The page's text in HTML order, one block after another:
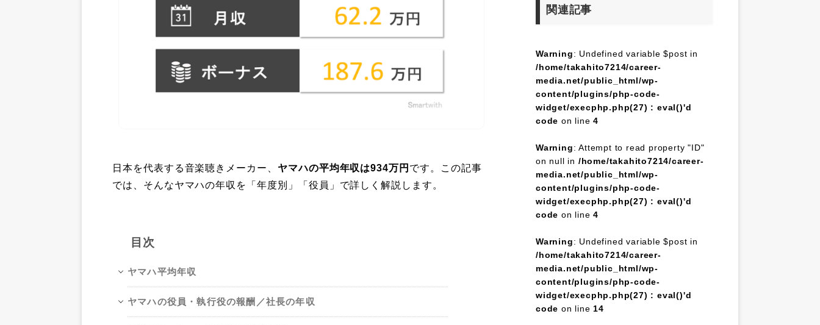
日本を代表する音楽聴きメーカー、 ヤマハの平均年収は934万円 です。この記事
では、そんなヤマハの年収を「年度別」「役員」で詳しく解説します。
目次
ヤマハ平均年収
ヤマハの役員・執行役の報酬／社長の年収
関連記事
Warning: Undefined variable $post in
/home/takahito7214/career-
media.net/public_html/wp-
content/plugins/php-code-
widget/execphp.php(27) : eval()'d
code on line4
Warning: Attempt to read property "ID"
on null in /home/takahito7214/career-
media.net/public_html/wp-
content/plugins/php-code-
widget/execphp.php(27) : eval()'d
code on line4
Warning: Undefined variable $post in
/home/takahito7214/career-
media.net/public_html/wp-
content/plugins/php-code-
widget/execphp.php(27) : eval()'d
code on line 14